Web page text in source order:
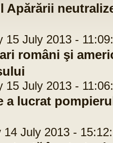
Apărării
July 2013 -
români şi
July 2013 -
a lucrat
July 2013 -